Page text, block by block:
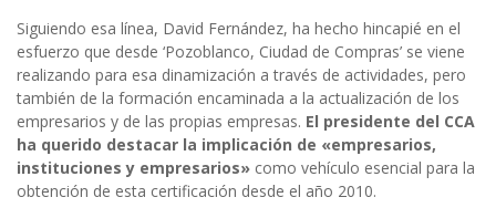
Siguiendo esa línea, David Fernández, ha hecho hincapié en el
esfuerzo que desde ‘Pozoblanco, Ciudad de Compras’ se viene
realizando para esa dinamización a través de actividades, pero
también de la formación encaminada a la actualización de los
empresarios y de las propias empresas. El presidente del CCA
ha querido destacar la implicación de «empresarios,
instituciones y empresarios» como vehículo esencial para la
obtención de esta certificación desde el año 2010.